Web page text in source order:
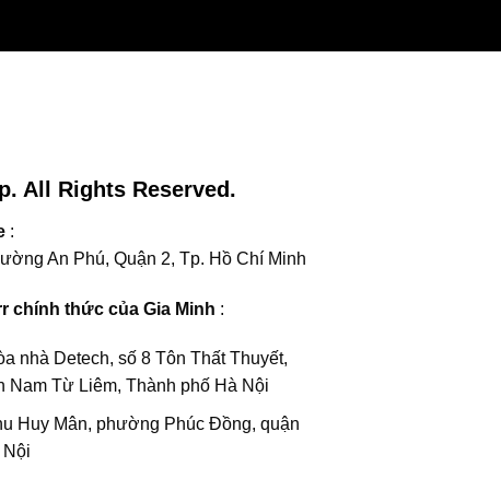
All Rights Reserved.
:
An Phú, Quận 2, Tp. Hồ Chí Minh
chính thức của Gia Minh :
nhà Detech, số 8 Tôn Thất Thuyết,
Nam Từ Liêm, Thành phố Hà Nội
Huy Mân, phường Phúc Đồng, quận
Nội